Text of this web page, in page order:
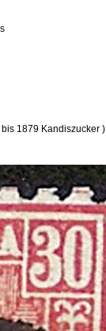
1879 Kandiszucker